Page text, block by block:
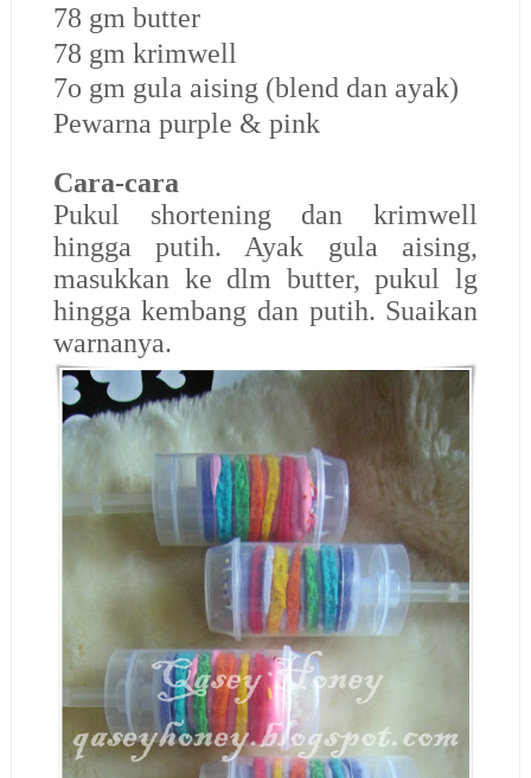
78 gm butter
78 gm krimwell
7o gm gula aising (blend dan ayak)
Pewarna purple & pink
Cara-cara
Pukul shortening dan krimwell
hingga putih. Ayak gula aising,
masukkan ke dlm butter, pukul lg
hingga kembang dan putih. Suaikan
warnanya.